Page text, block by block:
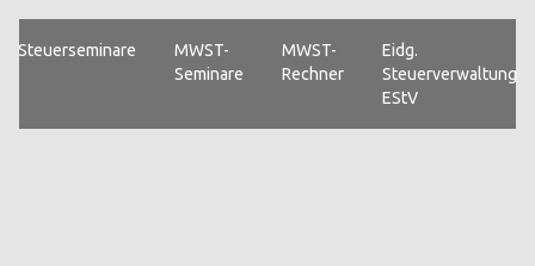
Steuerseminare
MWST-
Seminare
MWST-
Rechner
Eidg.
Steuerverwaltung
EStV